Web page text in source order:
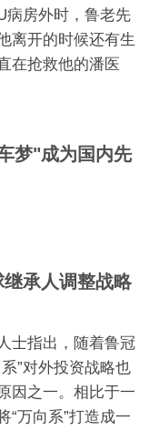
病房外时，鲁老先
离开的时候还有生
在抢救他的潘医
梦"成为国内先
承人调整战略
士指出，随着鲁冠
”对外投资战略也
因之一。相比于一
“万向系”打造成一